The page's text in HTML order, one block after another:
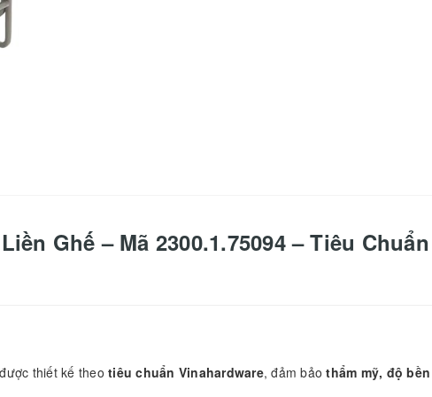
Ghế – Mã 2300.1.75094 – Tiêu Chuẩn
được thiết kế theo tiêu chuẩn Vinahardware, đảm bảothẩm mỹ, độ